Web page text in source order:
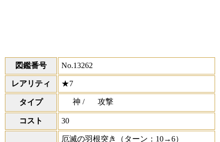
図鑑番号 No.13262
レアリティ ★7
タイプ 神 / 攻撃
コスト 30
厄滅の羽根突き
（ターン：10→6）